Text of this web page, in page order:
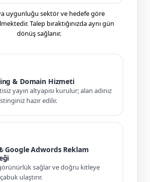
uygunluğu sektör ve hedefe göre
Talep bıraktığınızda aynı gün
dönüş sağlanır.
& Domain Hizmeti
yayın altyapısı kurulur; alan adınız
hazır edilir.
Google Adwords Reklam
görünürlük sağlar ve doğru kitleye
ulaştırır.